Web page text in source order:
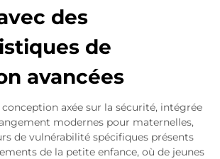
des
de
avancées
axée sur la sécurité, intégrée
modernes pour maternelles,
de vulnérabilité spécifiques présents
de la petite enfance, où de jeunes